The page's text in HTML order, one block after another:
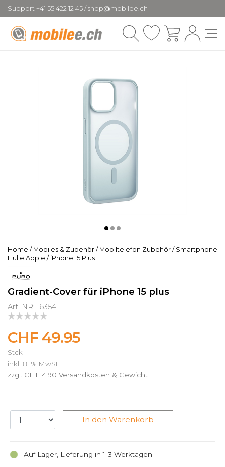
Support +41 55 422 12 45 / shop@mobilee.ch
Home / Mobiles & Zubehör / Mobiltelefon Zubehör / Smartphone
Hülle Apple / iPhone 15 Plus
Gradient-Cover für iPhone 15 plus
Art. NR: 16354
CHF 49.95
Stck
inkl. 8,1% MwSt.
zzgl. CHF 4.90 Versandkosten & Gewicht
Auf Lager, Lieferung in 1-3 Werktagen
In den Warenkorb